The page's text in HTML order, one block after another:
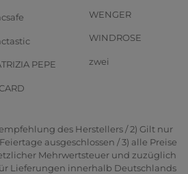
PEPE
WENGER
WINDROSE
zwei
des Herstellers / 2) Gilt nur
ausgeschlossen / 3) alle Preise
Mehrwertsteuer und zuzüglich
Lieferungen innerhalb Deutschlands